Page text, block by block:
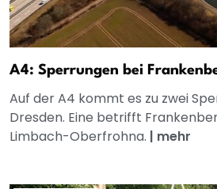
A4: Sperrungen bei
Auf der A4 kommt es zu zwei
Dresden. Eine betrifft
Limbach-Oberfrohna. | mehr